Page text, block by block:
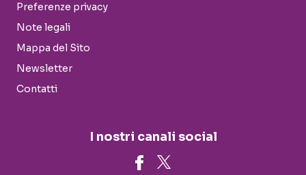
Preferenze privacy
Note legali
Mappa del Sito
Newsletter
Contatti
I nostri canali social